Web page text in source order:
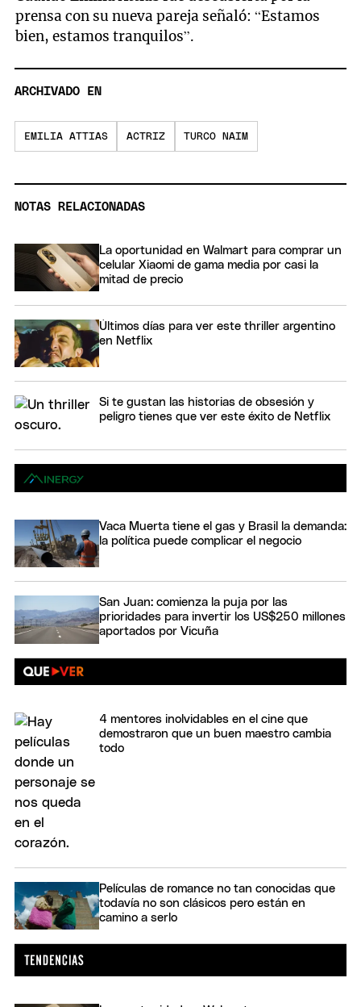
prensa con su nueva pareja señaló: “Estamos
bien, estamos tranquilos”.
ARCHIVADO EN
EMILIA ATTIAS ACTRIZ TURCO NAIM
NOTAS RELACIONADAS
La oportunidad en Walmart para comprar un
celular Xiaomi de gama media por casi la
mitad de precio
Últimos días para ver este thriller argentino
en Netflix
Si te gustan las historias de obsesión y
peligro tienes que ver este éxito de Netflix
Vaca Muerta tiene el gas y Brasil la demanda:
la política puede complicar el negocio
San Juan: comienza la puja por las
prioridades para invertir los US$250 millones
aportados por Vicuña
4 mentores inolvidables en el cine que
demostraron que un buen maestro cambia
todo
Películas de romance no tan conocidas que
todavía no son clásicos pero están en
camino a serlo